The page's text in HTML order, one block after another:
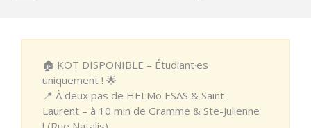
🏠 KOT DISPONIBLE – Étudiant·es
uniquement ! 🌟
📍 À deux pas de HELMo ESAS & Saint-
Laurent – à 10 min de Gramme & Ste-Julienne